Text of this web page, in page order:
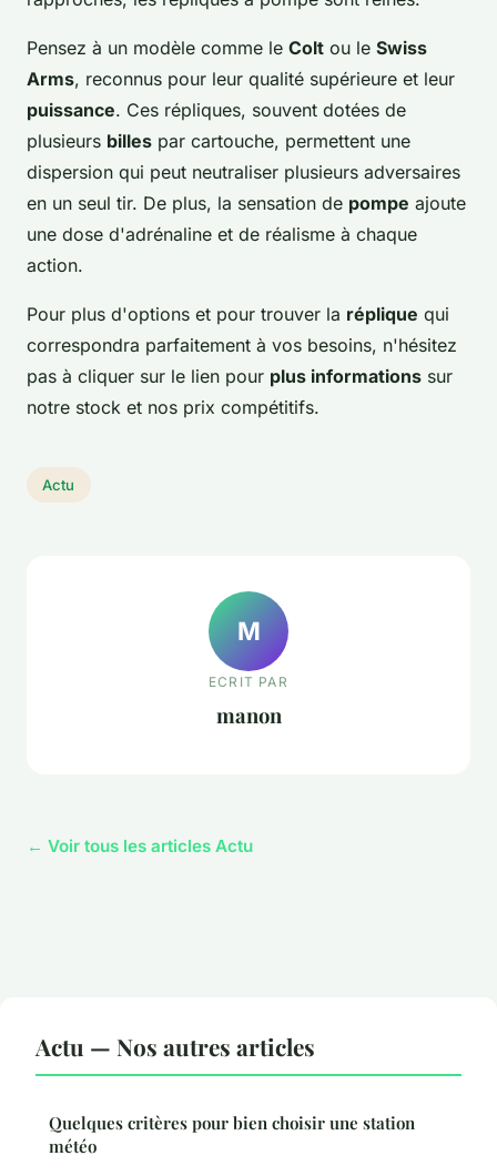
Pensez à un modèle comme le Colt ou le Swiss
Arms, reconnus pour leur qualité supérieure et leur
puissance. Ces répliques, souvent dotées de
plusieurs billes par cartouche, permettent une
dispersion qui peut neutraliser plusieurs adversaires
en un seul tir. De plus, la sensation de pompe ajoute
une dose d'adrénaline et de réalisme à chaque
action.
Pour plus d'options et pour trouver la réplique qui
correspondra parfaitement à vos besoins, n'hésitez
pas à cliquer sur le lien pour plus informations sur
notre stock et nos prix compétitifs.
Actu
M
ECRIT PAR
manon
← Voir tous les articles Actu
Actu — Nos autres articles
Quelques critères pour bien choisir une station
météo